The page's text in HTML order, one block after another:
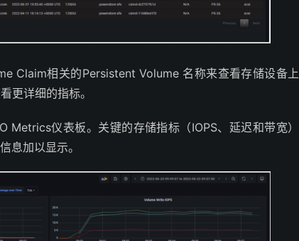
Claim相关的Persistent Volume 名称来查看存储设备上
更详细的指标。
仪表板。关键的存储指标（IOPS、延迟和带宽）
息加以显示。